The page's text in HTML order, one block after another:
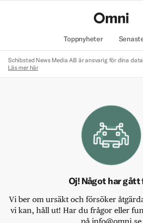
Toppnyheter
Schibsted News Media AB är ansvarig för dina
Läs mer här
Oj! Något har gått
Vi ber om ursäkt och försöker
vi kan, håll ut! Har du frågor eller